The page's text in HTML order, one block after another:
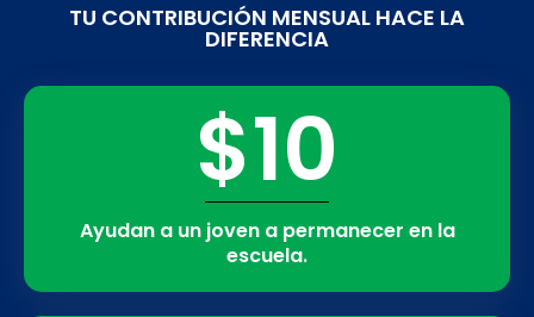
TU CONTRIBUCIÓN MENSUAL HACE LA
DIFERENCIA
$10
Ayudan a un joven a permanecer en la
escuela.